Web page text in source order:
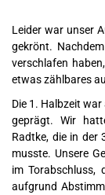
Leider war unser
gekrönt.
verschlafen
etwas zählbares
Die 1. Halbzeit
geprägt. Wir
Radtke, die in der
musste. Unsere
im Torabschluss,
aufgrund